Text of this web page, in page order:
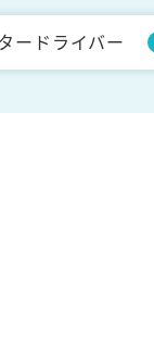
ードライバー